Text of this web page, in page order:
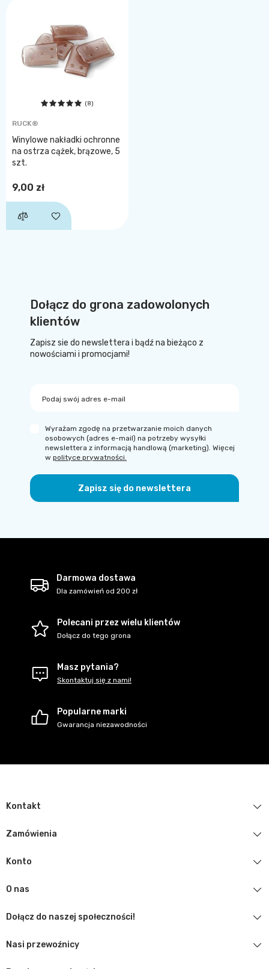
(8)
RUCK®
Winylowe nakładki ochronne
na ostrza cążek, brązowe, 5
szt.
9,00 zł
Dołącz do grona zadowolonych
klientów
Zapisz sie do newslettera i bądź na bieżąco z
nowościami i promocjami!
Podaj swój adres e-mail
Zapisz się do newslettera
Wyrażam zgodę na przetwarzanie moich danych
osobowych (adres e-mail) na potrzeby wysyłki
newslettera z informacją handlową (marketing). Więcej
w polityce prywatności.
Darmowa dostawa
Dla zamówień od 200 zł
Polecani przez wielu klientów
Dołącz do tego grona
Masz pytania?
Skontaktuj się z nami!
Popularne marki
Gwarancja niezawodności
Kontakt
Zamówienia
Konto
O nas
Dołącz do naszej społeczności!
Nasi przewoźnicy